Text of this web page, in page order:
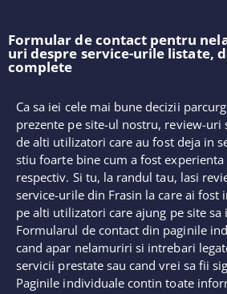
Formular de contact pentru
uri despre service-urile listate,
complete
Ca sa iei cele mai bune decizii
prezente pe site-ul nostru, review-uri
de alti utilizatori care au fost deja in
stiu foarte bine cum a fost experienta
respectiv. Si tu, la randul tau, lasi
service-urile din Frasin la care ai fost
pe alti utilizatori care ajung pe site sa
Formularul de contact din paginile
cand apar nelamuriri si intrebari
servicii prestate sau cand vrei sa fii
Paginile individuale contin toate